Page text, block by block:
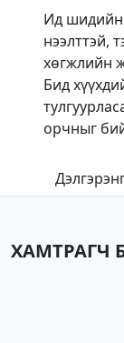
Ид шидийн
нээлттэй,
хөгжлийн
Бид
орчныг
ХАМТРАГЧ